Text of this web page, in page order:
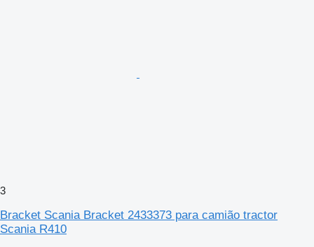
3
Bracket Scania Bracket 2433373 para camião tractor
Scania R410